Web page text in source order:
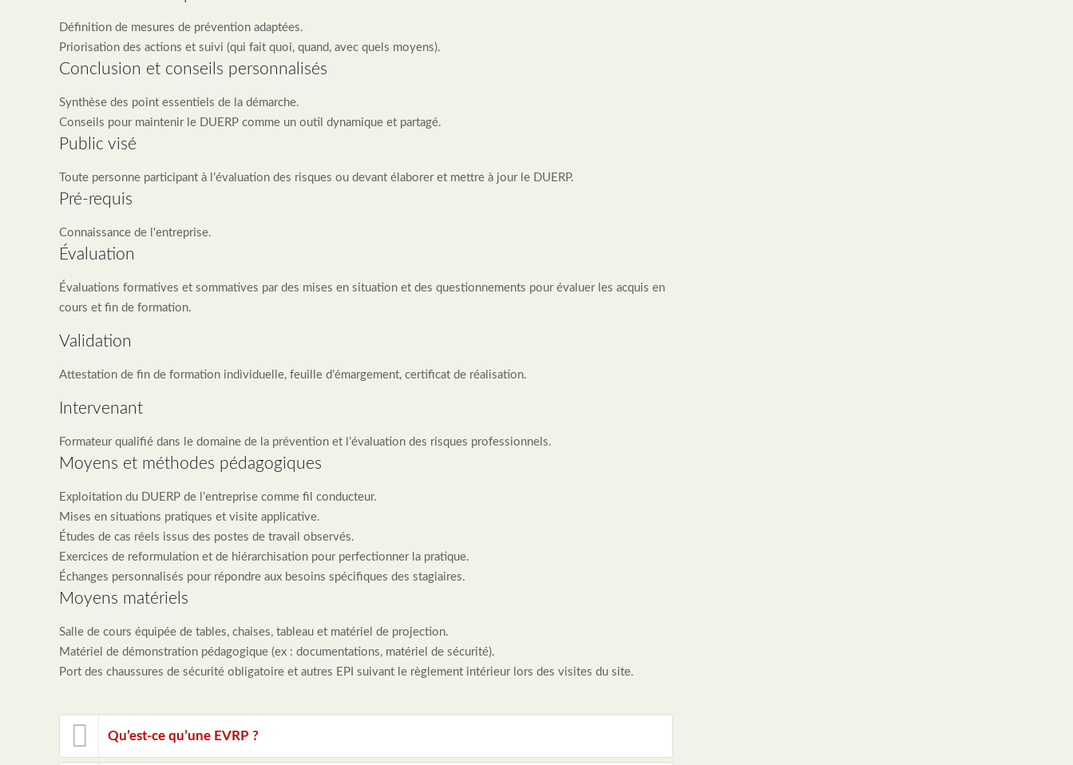
Définition de mesures de prévention adaptées.
Priorisation des actions et suivi (qui fait quoi, quand, avec quels moyens).
Conclusion et conseils personnalisés
Synthèse des point essentiels de la démarche.
Conseils pour maintenir le DUERP comme un outil dynamique et partagé.
Public visé
Toute personne participant à l’évaluation des risques ou devant élaborer et mettre à jour le DUERP.
Pré-requis
Connaissance de l'entreprise.
Évaluation
Évaluations formatives et sommatives par des mises en situation et des questionnements pour évaluer les acquis en
cours et fin de formation.
Validation
Attestation de fin de formation individuelle, feuille d’émargement, certificat de réalisation.
Intervenant
Formateur qualifié dans le domaine de la prévention et l’évaluation des risques professionnels.
Moyens et méthodes pédagogiques
Exploitation du DUERP de l’entreprise comme fil conducteur.
Mises en situations pratiques et visite applicative.
Études de cas réels issus des postes de travail observés.
Exercices de reformulation et de hiérarchisation pour perfectionner la pratique.
Échanges personnalisés pour répondre aux besoins spécifiques des stagiaires.
Moyens matériels
Salle de cours équipée de tables, chaises, tableau et matériel de projection.
Matériel de démonstration pédagogique (ex : documentations, matériel de sécurité).
Port des chaussures de sécurité obligatoire et autres EPI suivant le règlement intérieur lors des visites du site.
Qu’est-ce qu’une EVRP ?